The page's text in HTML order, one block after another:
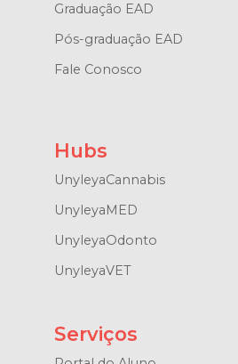
Graduação EAD
Pós-graduação EAD
Fale Conosco
Hubs
UnyleyaCannabis
UnyleyaMED
UnyleyaOdonto
UnyleyaVET
Serviços